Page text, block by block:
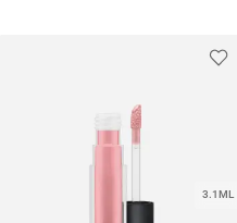
3.1ML